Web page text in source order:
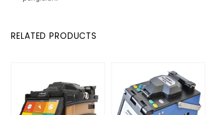
RELATED PRODUCTS